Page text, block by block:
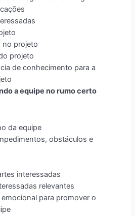
no projeto
projeto
de conhecimento para a
a equipe no rumo certo
da equipe
obstáculos e
interessadas
relevantes
para promover o